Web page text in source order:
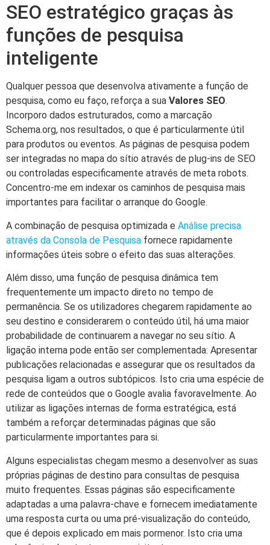
SEO estratégico graças às
funções de pesquisa
inteligente
Qualquer pessoa que desenvolva ativamente a função de
pesquisa, como eu faço, reforça a sua Valores SEO.
Incorporo dados estruturados, como a marcação
Schema.org, nos resultados, o que é particularmente útil
para produtos ou eventos. As páginas de pesquisa podem
ser integradas no mapa do sítio através de plug-ins de SEO
ou controladas especificamente através de meta robots.
Concentro-me em indexar os caminhos de pesquisa mais
importantes para facilitar o arranque do Google.
A combinação de pesquisa optimizada e Análise precisa
através da Consola de Pesquisa fornece rapidamente
informações úteis sobre o efeito das suas alterações.
Além disso, uma função de pesquisa dinâmica tem
frequentemente um impacto direto no tempo de
permanência. Se os utilizadores chegarem rapidamente ao
seu destino e considerarem o conteúdo útil, há uma maior
probabilidade de continuarem a navegar no seu sítio. A
ligação interna pode então ser complementada: Apresentar
publicações relacionadas e assegurar que os resultados da
pesquisa ligam a outros subtópicos. Isto cria uma espécie de
rede de conteúdos que o Google avalia favoravelmente. Ao
utilizar as ligações internas de forma estratégica, está
também a reforçar determinadas páginas que são
particularmente importantes para si.
Alguns especialistas chegam mesmo a desenvolver as suas
próprias páginas de destino para consultas de pesquisa
muito frequentes. Essas páginas são especificamente
adaptadas a uma palavra-chave e fornecem imediatamente
uma resposta curta ou uma pré-visualização do conteúdo,
que é depois explicado em mais pormenor. Isto cria uma